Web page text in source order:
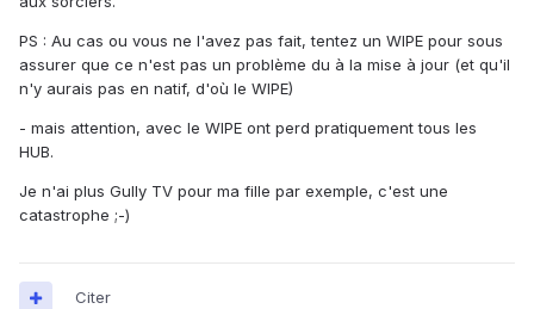
PS : Au cas ou vous ne l'avez pas fait, tentez un WIPE pour sous
assurer que ce n'est pas un problème du à la mise à jour (et qu'il
n'y aurais pas en natif, d'où le WIPE)
- mais attention, avec le WIPE ont perd pratiquement tous les
HUB.
Je n'ai plus Gully TV pour ma fille par exemple, c'est une
catastrophe ;-)
Citer